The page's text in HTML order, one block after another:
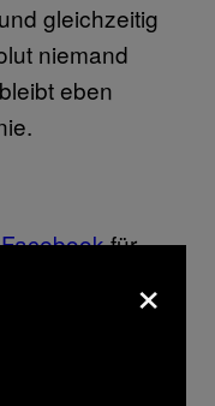
gleichzeitig
niemand
eben
Facebookfür
×